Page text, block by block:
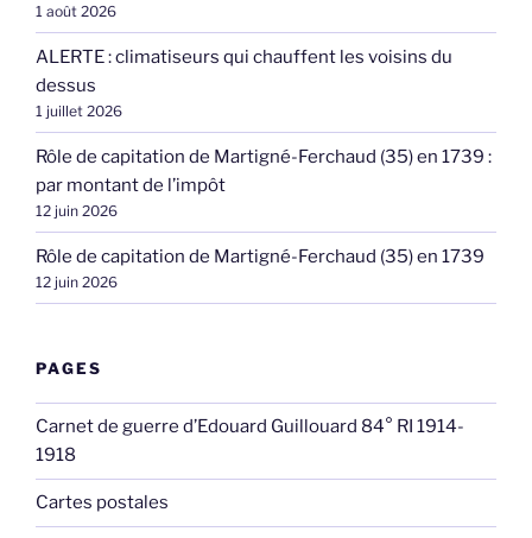
1 août 2026
ALERTE : climatiseurs qui chauffent les voisins du
dessus
1 juillet 2026
Rôle de capitation de Martigné-Ferchaud (35) en 1739 :
par montant de l’impôt
12 juin 2026
Rôle de capitation de Martigné-Ferchaud (35) en 1739
12 juin 2026
PAGES
Carnet de guerre d’Edouard Guillouard 84° RI 1914-
1918
Cartes postales